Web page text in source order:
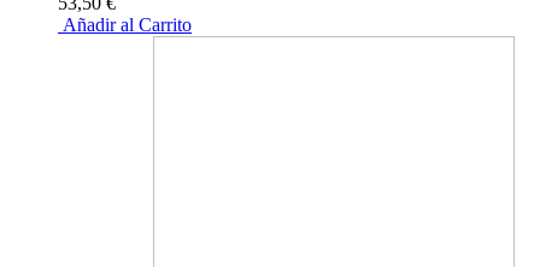
Añadir al Carrito